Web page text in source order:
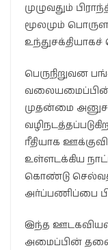
முழுவதும்
மூலமும்
உந்துசக்தியாகச்
பெருநிறுவன
வலையமைப்பின்
முதன்மை
ரீதியாக
உள்ளடக்கிய
கொண்டு
அர்ப்பணிப்பை
இந்த
அமைப்பின்